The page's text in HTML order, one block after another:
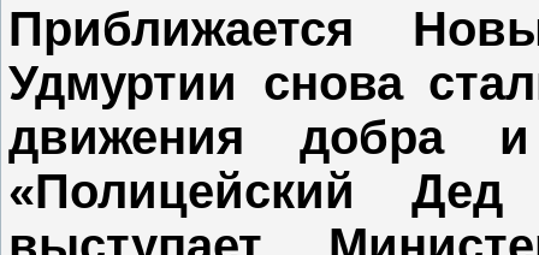
Приближается
Удмуртии снова
движения добра
«Полицейский Дед